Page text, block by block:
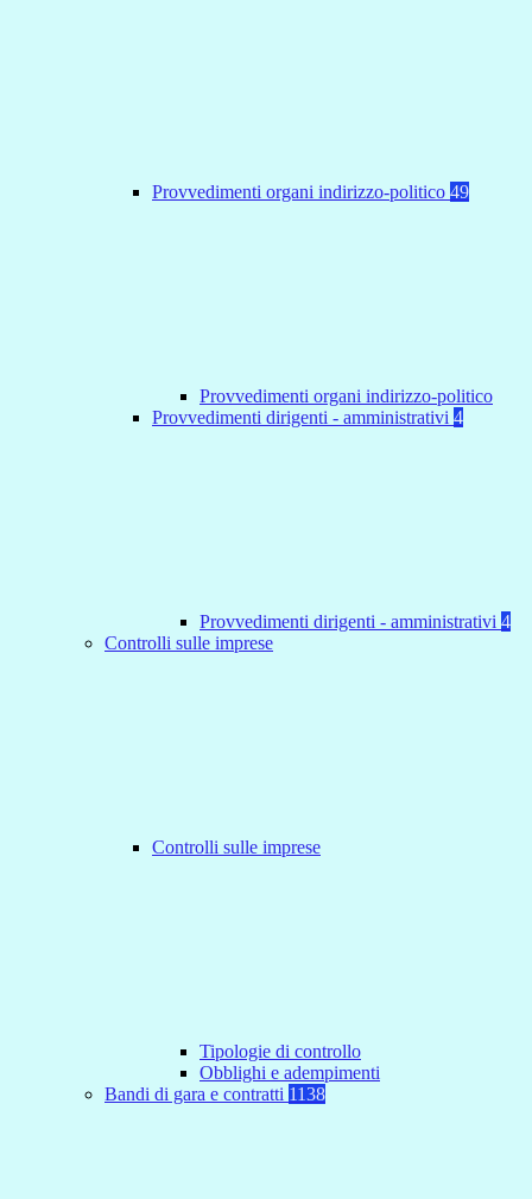
Provvedimenti organi indirizzo-politico 49
Provvedimenti organi indirizzo-politico
Provvedimenti dirigenti - amministrativi 4
Provvedimenti dirigenti - amministrativi 4
Controlli sulle imprese
Controlli sulle imprese
Tipologie di controllo
Obblighi e adempimenti
Bandi di gara e contratti 1138